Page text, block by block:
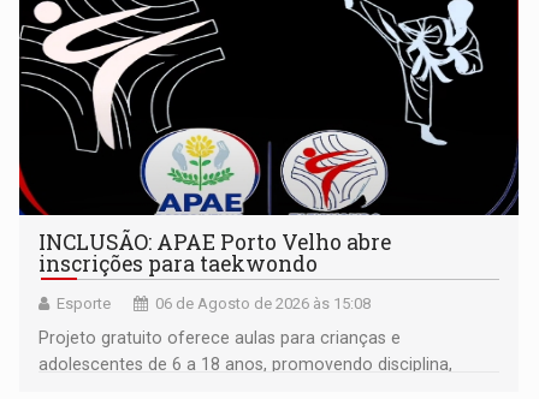
INCLUSÃO: APAE Porto Velho abre
inscrições para taekwondo
Esporte 06 de Agosto de 2026 às 15:08
Projeto gratuito oferece aulas para crianças e
adolescentes de 6 a 18 anos, promovendo disciplina,